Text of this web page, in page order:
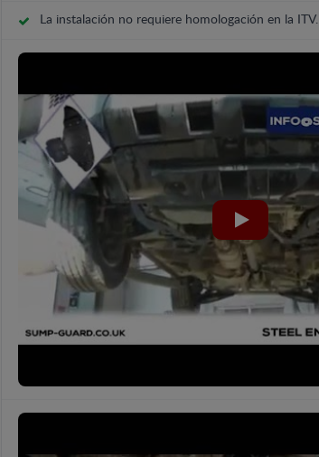
La instalación no requiere homologación en la ITV.